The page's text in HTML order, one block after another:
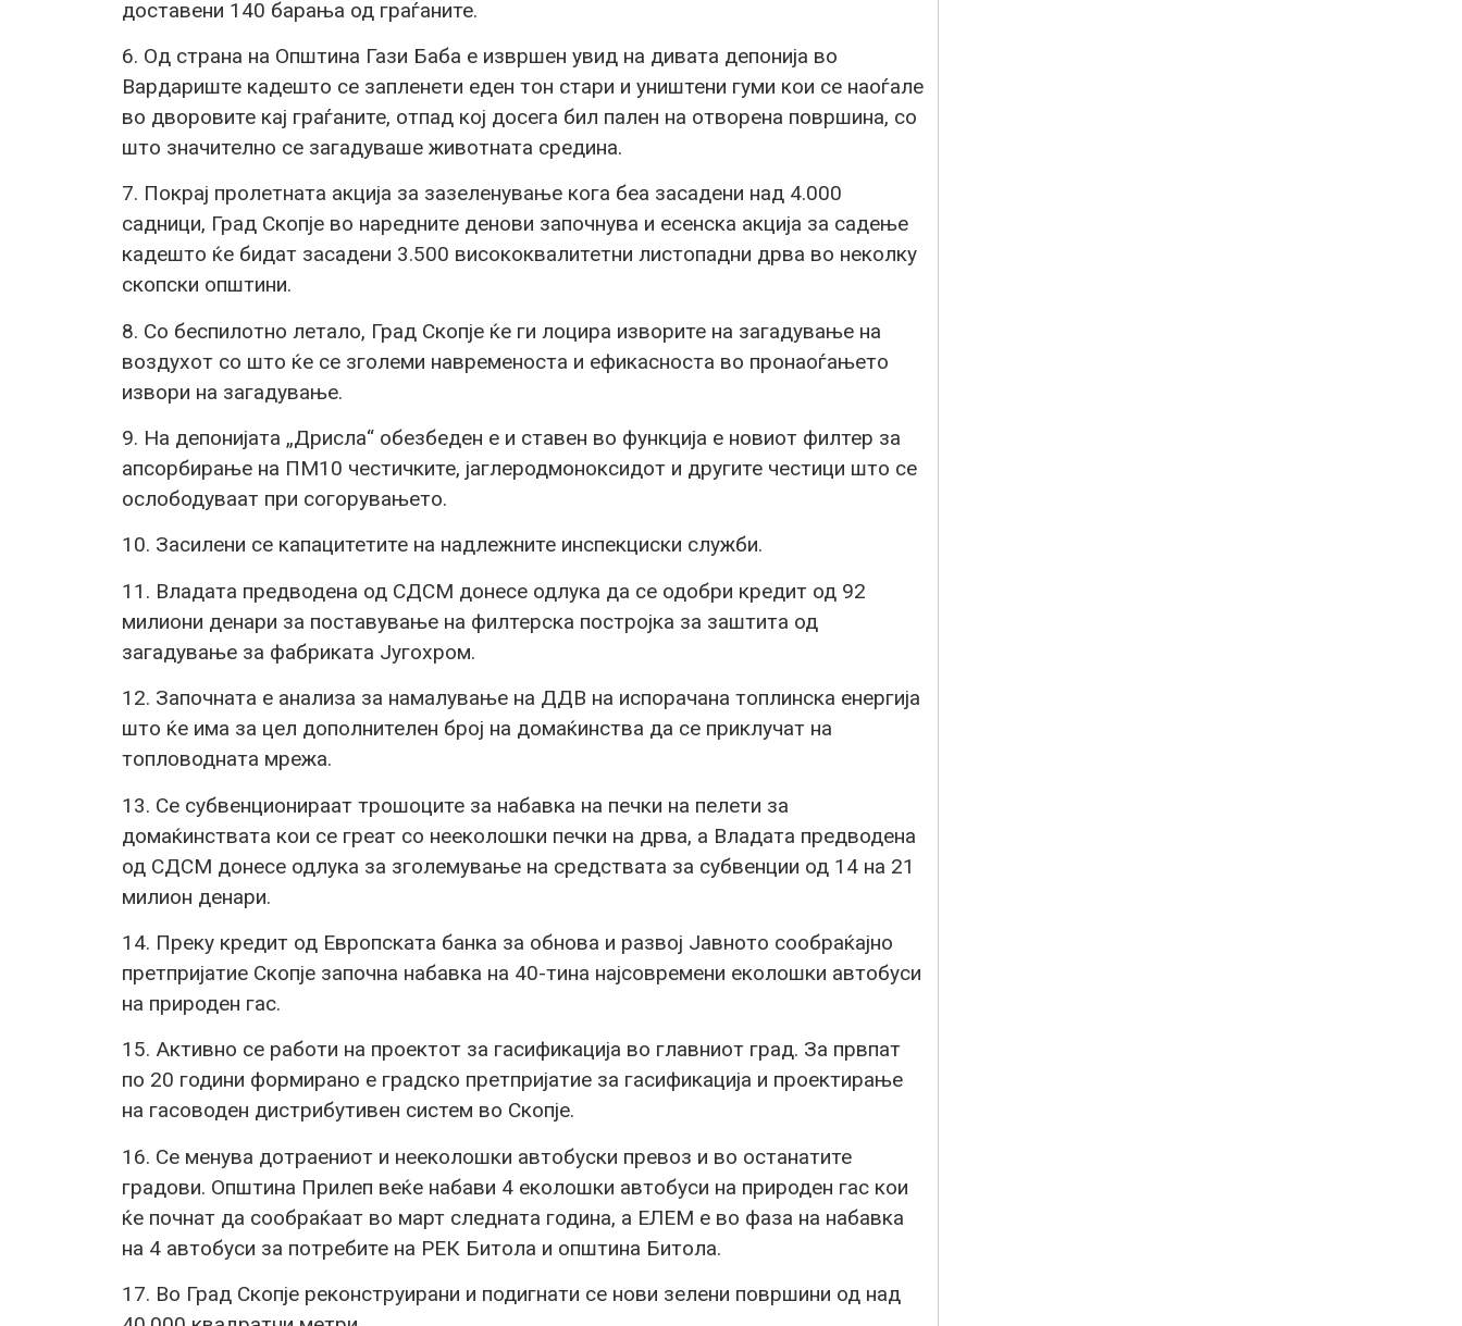
доставени 140 барања од граѓаните.
6. Од страна на Општина Гази Баба е извршен увид на дивата депонија во
Вардариште кадешто се запленети еден тон стари и уништени гуми кои се наоѓале
во дворовите кај граѓаните, отпад кој досега бил пален на отворена површина, со
што значително се загадуваше животната средина.
7. Покрај пролетната акција за зазеленување кога беа засадени над 4.000
садници, Град Скопје во наредните денови започнува и есенска акција за садење
кадешто ќе бидат засадени 3.500 висококвалитетни листопадни дрва во неколку
скопски општини.
8. Со беспилотно летало, Град Скопје ќе ги лоцира изворите на загадување на
воздухот со што ќе се зголеми навременоста и ефикасноста во пронаоѓањето
извори на загадување.
9. На депонијата „Дрисла“ обезбеден е и ставен во функција е новиот филтер за
апсорбирање на ПМ10 честичките, јаглеродмоноксидот и другите честици што се
ослободуваат при согорувањето.
10. Засилени се капацитетите на надлежните инспекциски служби.
11. Владата предводена од СДСМ донесе одлука да се одобри кредит од 92
милиони денари за поставување на филтерска постројка за заштита од
загадување за фабриката Југохром.
12. Започната е анализа за намалување на ДДВ на испорачана топлинска енергија
што ќе има за цел дополнителен број на домаќинства да се приклучат на
топловодната мрежа.
13. Се субвенционираат трошоците за набавка на печки на пелети за
домаќинствата кои се греат со нееколошки печки на дрва, а Владата предводена
од СДСМ донесе одлука за зголемување на средствата за субвенции од 14 на 21
милион денари.
14. Преку кредит од Европската банка за обнова и развој Јавното сообраќајно
претпријатие Скопје започна набавка на 40-тина најсовремени еколошки автобуси
на природен гас.
15. Активно се работи на проектот за гасификација во главниот град. За првпат
по 20 години формирано е градско претпријатие за гасификација и проектирање
на гасоводен дистрибутивен систем во Скопје.
16. Се менува дотраениот и нееколошки автобуски превоз и во останатите
градови. Општина Прилеп веќе набави 4 еколошки автобуси на природен гас кои
ќе почнат да сообраќаат во март следната година, а ЕЛЕМ е во фаза на набавка
на 4 автобуси за потребите на РЕК Битола и општина Битола.
17. Во Град Скопје реконструирани и подигнати се нови зелени површини од над